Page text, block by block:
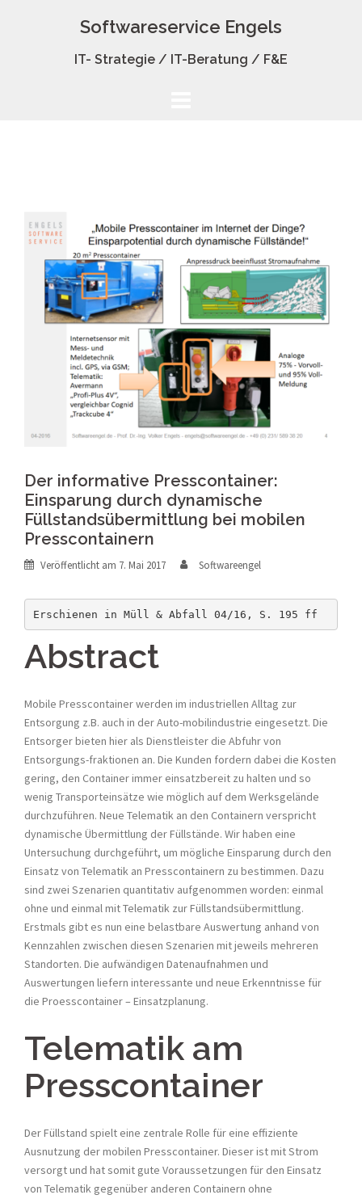
Softwareservice Engels
IT- Strategie / IT-Beratung / F&E
Der informative Presscontainer:
Einsparung durch dynamische
Füllstandsübermittlung bei mobilen
Presscontainern
Veröffentlicht am 7. Mai 2017 Softwareengel
Erschienen in Müll & Abfall 04/16, S. 195 ff
Abstract
Mobile Presscontainer werden im industriellen Alltag zur
Entsorgung z.B. auch in der Auto-mobilindustrie eingesetzt. Die
Entsorger bieten hier als Dienstleister die Abfuhr von
Entsorgungs-fraktionen an. Die Kunden fordern dabei die Kosten
gering, den Container immer einsatzbereit zu halten und so
wenig Transporteinsätze wie möglich auf dem Werksgelände
durchzuführen. Neue Telematik an den Containern verspricht
dynamische Übermittlung der Füllstände. Wir haben eine
Untersuchung durchgeführt, um mögliche Einsparung durch den
Einsatz von Telematik an Presscontainern zu bestimmen. Dazu
sind zwei Szenarien quantitativ aufgenommen worden: einmal
ohne und einmal mit Telematik zur Füllstandsübermittlung.
Erstmals gibt es nun eine belastbare Auswertung anhand von
Kennzahlen zwischen diesen Szenarien mit jeweils mehreren
Standorten. Die aufwändigen Datenaufnahmen und
Auswertungen liefern interessante und neue Erkenntnisse für
die Proesscontainer – Einsatzplanung.
Telematik am
Presscontainer
Der Füllstand spielt eine zentrale Rolle für eine effiziente
Ausnutzung der mobilen Presscontainer. Dieser ist mit Strom
versorgt und hat somit gute Voraussetzungen für den Einsatz
von Telematik gegenüber anderen Containern ohne